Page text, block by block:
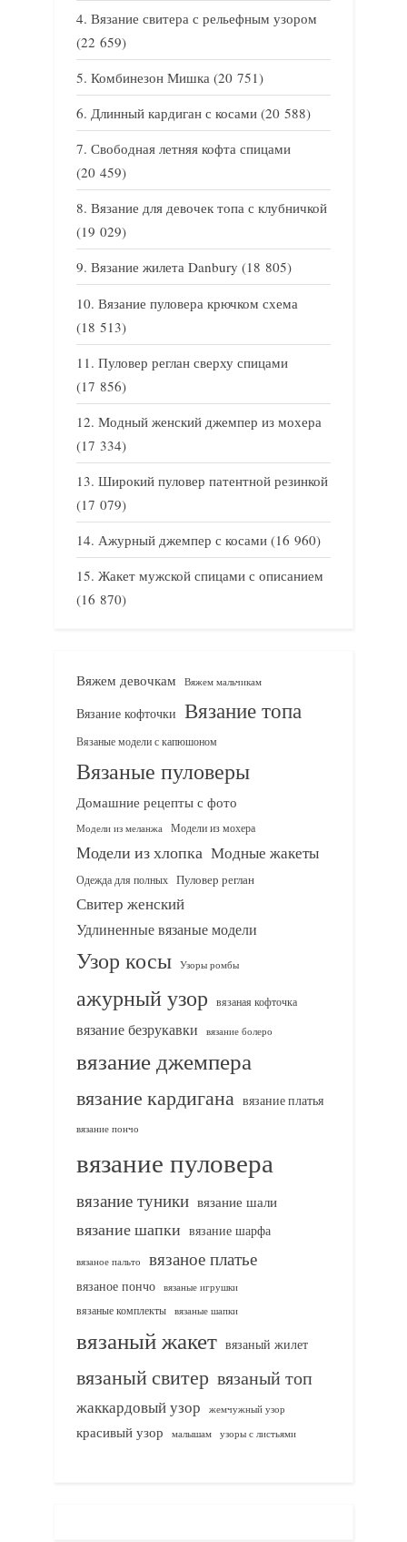
Вязание свитера с рельефным узором
(22 659)
Комбинезон Мишка (20 751)
Длинный кардиган с косами (20 588)
Свободная летняя кофта спицами
(20 459)
Вязание для девочек топа с клубничкой
(19 029)
Вязание жилета Danbury (18 805)
Вязание пуловера крючком схема
(18 513)
Пуловер реглан сверху спицами
(17 856)
Модный женский джемпер из мохера
(17 334)
Широкий пуловер патентной резинкой
(17 079)
Ажурный джемпер с косами (16 960)
Жакет мужской спицами с описанием
(16 870)
Вяжем девочкам Вяжем мальчикам
Вязание кофточки Вязание топа
Вязаные модели с капюшоном
Вязаные пуловеры
Домашние рецепты с фото
Модели из меланжа Модели из мохера
Модели из хлопка Модные жакеты
Одежда для полных Пуловер реглан
Свитер женский
Удлиненные вязаные модели
Узор косы Узоры ромбы
ажурный узор вязаная кофточка
вязание безрукавки вязание болеро
вязание джемпера
вязание кардигана вязание платья
вязание пончо
вязание пуловера
вязание туники вязание шали
вязание шапки вязание шарфа
вязаное пальто вязаное платье
вязаное пончо вязаные игрушки
вязаные комплекты
вязаные шапки
вязаный жакет вязаный жилет
вязаный свитер вязаный топ
жаккардовый узор жемчужный узор
красивый узор малышам узоры с листьями